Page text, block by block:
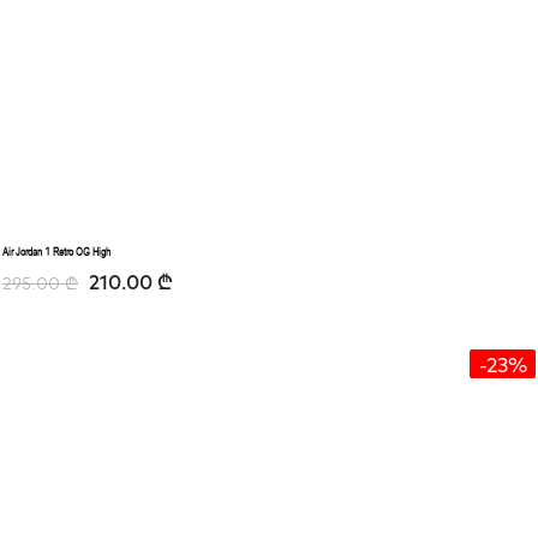
Air Jordan 1 Retro OG High
295.00₾ 210.00 ₾
-23%